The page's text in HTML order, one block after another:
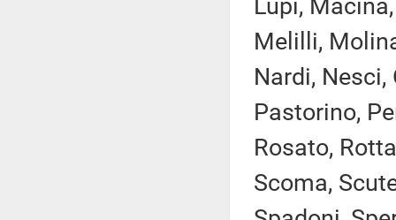
Lupi,
Melilli,
Nardi,
Pastorino,
Rosato,
Scoma,